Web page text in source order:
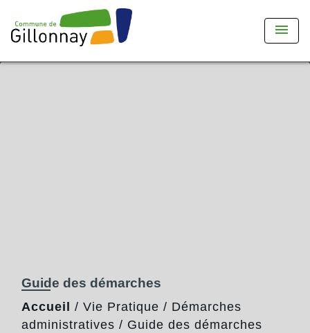
menu
Guide des démarches
Accueil / Vie Pratique / Démarches
administratives / Guide des démarches